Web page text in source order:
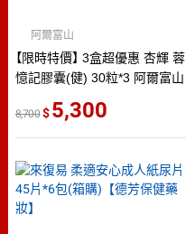
【限時特價】 3盒超優惠 杏輝 蓉
憶記膠囊(健) 30粒*3 阿爾富山
阿爾富山
8,700 5,300